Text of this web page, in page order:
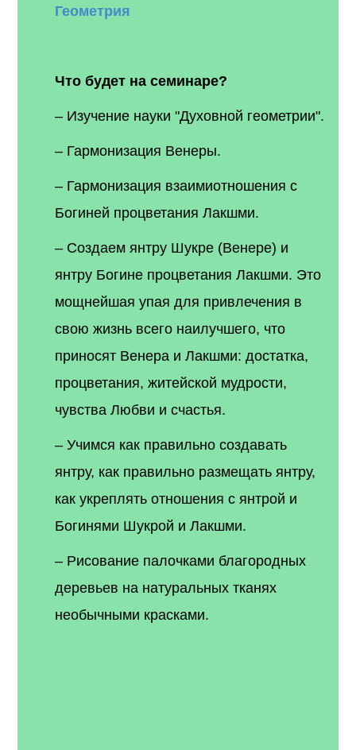
Геометрия
Что будет на семинаре?
– Изучение науки "Духовной геометрии".
– Гармонизация Венеры.
– Гармонизация взаимиотношения с
Богиней процветания Лакшми.
– Создаем янтру Шукре (Венере) и
янтру Богине процветания Лакшми. Это
мощнейшая упая для привлечения в
свою жизнь всего наилучшего, что
приносят Венера и Лакшми: достатка,
процветания, житейской мудрости,
чувства Любви и счастья.
– Учимся как правильно создавать
янтру, как правильно размещать янтру,
как укреплять отношения с янтрой и
Богинями Шукрой и Лакшми.
– Рисование палочками благородных
деревьев на натуральных тканях
необычными красками.